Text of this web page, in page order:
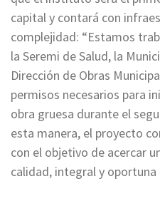
capital y contará con
complejidad: “Estamos
la Seremi de Salud, la
Dirección de Obras
permisos necesarios para
obra gruesa durante el
esta manera, el proyecto
con el objetivo de acercar
calidad, integral y oportuna